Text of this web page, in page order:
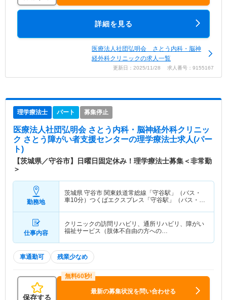
詳細を見る
医療法人社団弘明会 さとう内科・脳神
経外科クリニックの求人一覧
更新日：2025/11/28 求人番号：9155167
理学療法士 パート 募集停止
医療法人社団弘明会 さとう内科・脳神経外科クリニッ
ク さとう障がい者支援センターの理学療法士求人(パー
ト)
【茨城県／守谷市】日曜日固定休み！理学療法士募集＜非常勤
＞
勤務地
茨城県 守谷市 関東鉄道常総線「守谷駅」（バス・
車10分）つくばエクスプレス「守谷駅」（バス・車
仕事内容
クリニックの訪問リハビリ、通所リハビリ、障がい
福祉サービス（肢体不自由の方への…
車通勤可 残業少なめ
保存する
最新の募集状況を問い合わせる